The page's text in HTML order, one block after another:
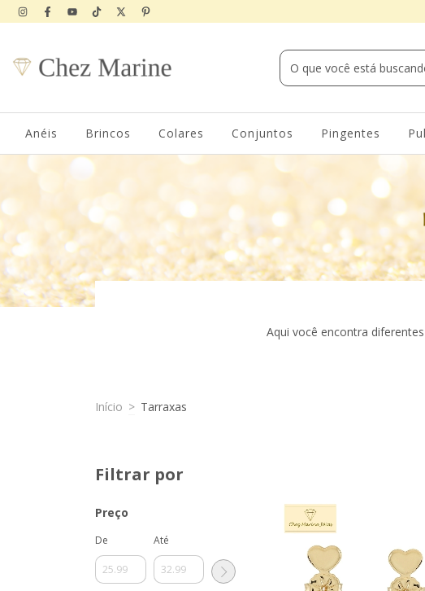
Anéis Brincos Colares Conjuntos Pingentes
Aqui você encontra
Início > Tarraxas
Filtrar por
Preço
De Até